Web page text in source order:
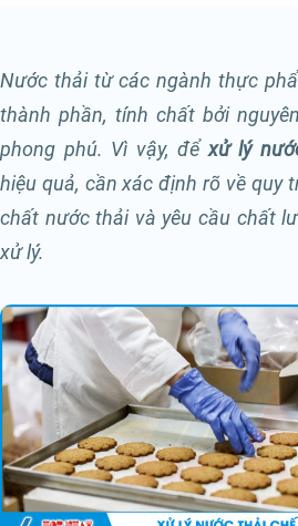
Nước thải từ các ngành thực
thành phần, tính chất bởi
phong phú. Vì vậy, đểxử lý
hiệu quả, cần xác định rõ về quy
chất nước thải và yêu cầu chất
xử lý.